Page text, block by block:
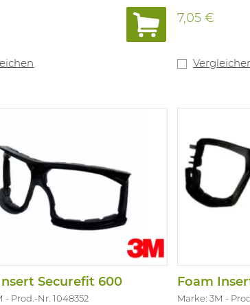
7,05 €
Securefit 600
Prod.-Nr. 1048352
Foam
Marke: 3M